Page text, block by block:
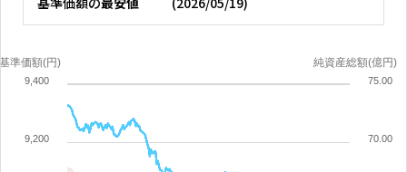
基準価額(円) 純資産総額(億円)
9,200
9,400
70.00
75.00